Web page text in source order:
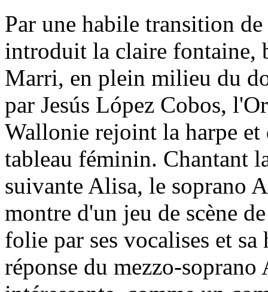
Par une habile transition
introduit la claire fontaine,
Marri, en plein milieu du
par Jesús López Cobos,
Wallonie rejoint la harpe et
tableau féminin. Chantant
suivante Alisa, le soprano
montre d'un jeu de scène
folie par ses vocalises et
réponse du mezzo-